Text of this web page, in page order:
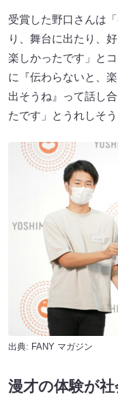
受賞した野口さんは
り、舞台に出たり、
楽しかったです」と
に『伝わらないと、
出そうね』って話し
たです」とうれしそう
出典: FANY マガジン
漫才の体験が